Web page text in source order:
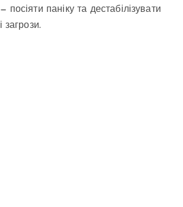
паніку та дестабілізувати
загрози.